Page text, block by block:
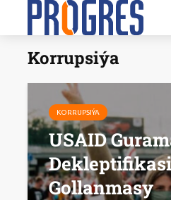
Korrupsiýa
KORRUPSIÝA
USAID
Gollanmasy